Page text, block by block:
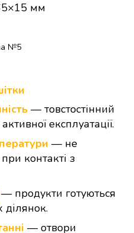
мм
— товстостінний
експлуатації.
— не
контакті з
— продукти готуються
ділянок.
— отвори